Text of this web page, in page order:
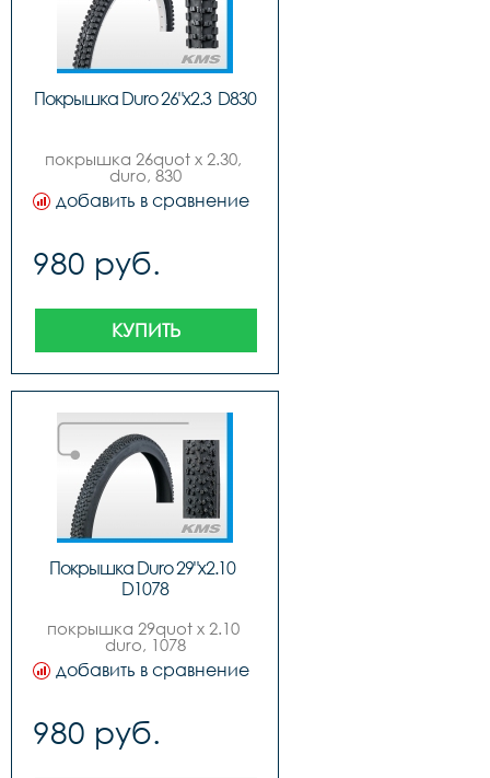
Покрышка Duro 26"x2.3  D830
покрышка 26quot x 2.30,
duro, 830
добавить в сравнение
980 руб.
КУПИТЬ
Покрышка Duro 29"x2.10
D1078
покрышка 29quot х 2.10
duro, 1078
добавить в сравнение
980 руб.